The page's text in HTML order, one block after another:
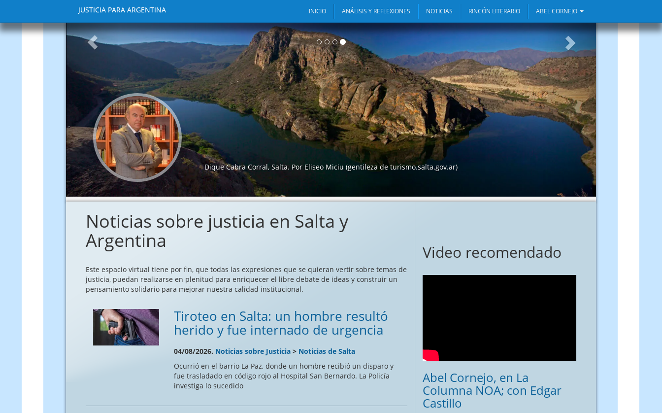
JUSTICIA PARA ARGENTINA INICIO ANÁLISIS Y REFLEXIONES NOTICIAS RINCÓN LITERARIO ABEL CORNEJO
Dique Cabra Corral, Salta. Por Eliseo Miciu (gentileza de turismo.salta.gov.ar)
Anterior Siguiente
Este sitio web está pensado como un lugar donde podamos compartir y
disentir ideas, con la convicción de que a través de distintos canales de
comunicación, lograremos fortalecer la democracia y las instituciones.
Noticias sobre justicia en Salta y
Argentina
Este espacio virtual tiene por fin, que todas las expresiones que se quieran vertir sobre temas de
justicia, puedan realizarse en plenitud para enriquecer el libre debate de ideas y construir un
pensamiento solidario para mejorar nuestra calidad institucional.
Tiroteo en Salta: un hombre resultó
herido y fue internado de urgencia
04/08/2026. Noticias sobre Justicia> Noticias de Salta
Ocurrió en el barrio La Paz, donde un hombre recibió un disparo y
fue trasladado en código rojo al Hospital San Bernardo. La Policía
investiga lo sucedido
Video recomendado
Abel Cornejo, en La
Columna NOA; con Edgar
Castillo